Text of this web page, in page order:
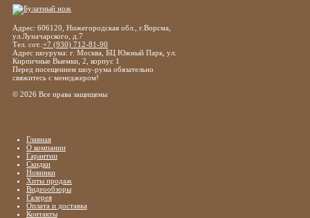
Адрес: 606120, Нижегородская обл., г.Ворсма,
ул.Луначарского, д.7
Тел. сот.:+7 (930) 712-81-90
Адрес шоурума: г. Москва, БЦ Южный Парк, ул.
Кирпичные Выемки, 2, корпус 1
Перед посещением шоу-рума обязательно
свяжитесь с менеджером!
© 2026 Все права защищены
Главная
О компании
Гарантии
Скидки
Новинки
Хиты продаж
Видеообзоры
Галерея
Оплата и доставка
Контакты